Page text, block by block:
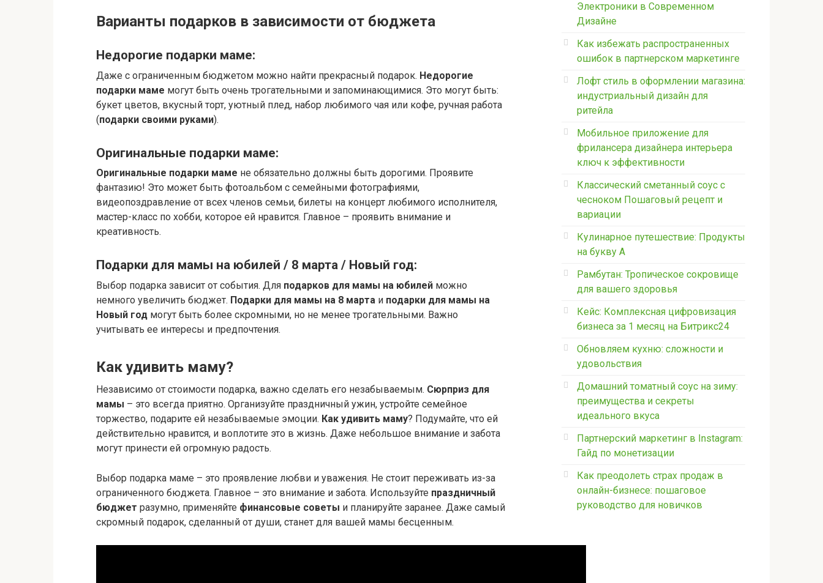
Варианты подарков в зависимости от бюджета
Недорогие подарки маме:
Даже с ограниченным бюджетом можно найти прекрасный подарок. Недорогие
подарки маме могут быть очень трогательными и запоминающимися. Это могут быть:
букет цветов, вкусный торт, уютный плед, набор любимого чая или кофе, ручная работа
(подарки своими руками).
Оригинальные подарки маме:
Оригинальные подарки маме не обязательно должны быть дорогими. Проявите
фантазию! Это может быть фотоальбом с семейными фотографиями,
видеопоздравление от всех членов семьи, билеты на концерт любимого исполнителя,
мастер-класс по хобби, которое ей нравится. Главное – проявить внимание и
креативность.
Подарки для мамы на юбилей / 8 марта / Новый год:
Выбор подарка зависит от события. Для подарков для мамы на юбилей можно
немного увеличить бюджет. Подарки для мамы на 8 марта и подарки для мамы на
Новый год могут быть более скромными, но не менее трогательными. Важно
учитывать ее интересы и предпочтения.
Как удивить маму?
Независимо от стоимости подарка, важно сделать его незабываемым. Сюрприз для
мамы – это всегда приятно. Организуйте праздничный ужин, устройте семейное
торжество, подарите ей незабываемые эмоции. Как удивить маму? Подумайте, что ей
действительно нравится, и воплотите это в жизнь. Даже небольшое внимание и забота
могут принести ей огромную радость.
Выбор подарка маме – это проявление любви и уважения. Не стоит переживать из-за
ограниченного бюджета. Главное – это внимание и забота. Используйте праздничный
бюджет разумно, применяйте финансовые советы и планируйте заранее. Даже самый
скромный подарок, сделанный от души, станет для вашей мамы бесценным.
Электроники в Современном
Дизайне
Как избежать распространенных
ошибок в партнерском маркетинге
Лофт стиль в оформлении магазина:
индустриальный дизайн для
ритейла
Мобильное приложение для
фрилансера дизайнера интерьера
ключ к эффективности
Классический сметанный соус с
чесноком Пошаговый рецепт и
вариации
Кулинарное путешествие: Продукты
на букву А
Рамбутан: Тропическое сокровище
для вашего здоровья
Кейс: Комплексная цифровизация
бизнеса за 1 месяц на Битрикс24
Обновляем кухню: сложности и
удовольствия
Домашний томатный соус на зиму:
преимущества и секреты
идеального вкуса
Партнерский маркетинг в Instagram:
Гайд по монетизации
Как преодолеть страх продаж в
онлайн-бизнесе: пошаговое
руководство для новичков